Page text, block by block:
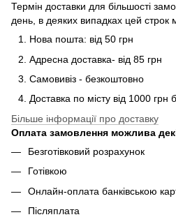
Термін доставки для більшості
день, в деяких випадках цей строк
Нова пошта: від 50 грн
Адресна доставка- від 85 грн
Самовивіз - безкоштовно
Доставка по місту від 1000 грн
Більше інформації про доставку
Оплата замовлення можлива
Безготівковий розрахунок
Готівкою
Онлайн-оплата банківською
Післяплата